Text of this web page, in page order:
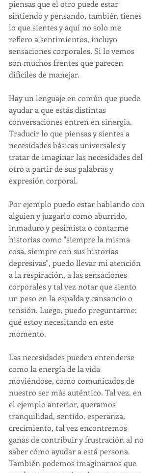
piensas que el otro puede estar
sintiendo y pensando, también tienes
lo que sientes y aquí no solo me
refiero a sentimientos, incluyo
sensaciones corporales. Si lo vemos
son muchos frentes que parecen
difíciles de manejar.
Hay un lenguaje en común que puede
ayudar a que estás distintas
conversaciones entren en sinergia.
Traducir lo que piensas y sientes a
necesidades básicas universales y
tratar de imaginar las necesidades del
otro a partir de sus palabras y
expresión corporal.
Por ejemplo puedo estar hablando con
alguien y juzgarlo como aburrido,
inmaduro y pesimista o contarme
historias como "siempre la misma
cosa, siempre con sus historias
depresivas", puedo llevar mi atención
a la respiración, a las sensaciones
corporales y tal vez notar que siento
un peso en la espalda y cansancio o
tensión. Luego, puedo preguntarme:
qué estoy necesitando en este
momento.
Las necesidades pueden entenderse
como la energía de la vida
moviéndose, como comunicados de
nuestro ser más auténtico. Tal vez, en
el ejemplo anterior, queramos
tranquilidad, sentido, esperanza,
crecimiento, tal vez encontremos
ganas de contribuir y frustración al no
saber cómo ayudar a está persona.
También podemos imaginarnos que